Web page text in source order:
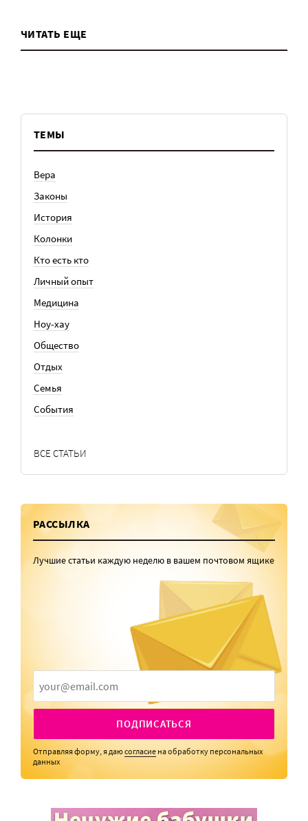
ЧИТАТЬ ЕЩЕ
ТЕМЫ
Вера
Законы
История
Колонки
Кто есть кто
Личный опыт
Медицина
Ноу-хау
Общество
Отдых
Семья
События
ВСЕ СТАТЬИ
РАССЫЛКА
Лучшие статьи каждую неделю в вашем почтовом ящике
ПОДПИСАТЬСЯ
Отправляя форму, я даюсогласие на обработку персональных
данных